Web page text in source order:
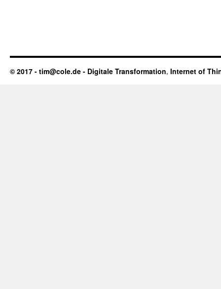
© 2017 - tim@cole.de - Digitale Transformation, Internet of